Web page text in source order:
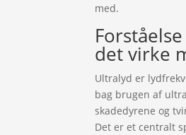
med.
det virke
Ultralyd er
bag brugen af
skadedyrene og
Det er et centralt